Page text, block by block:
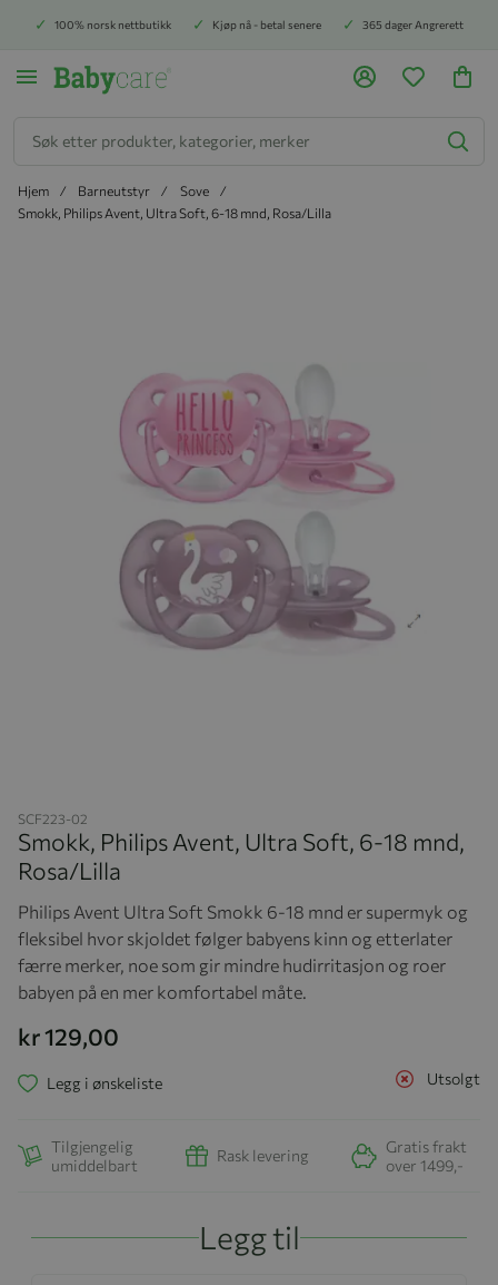
100% norsk nettbutikk Kjøp nå - betal senere 365 dager Angrerett
Hjem Barneutstyr
Sove
Smokk, Philips Avent, Ultra Soft, 6-18 mnd, Rosa/Lilla
SCF223-02
Smokk, Philips Avent, Ultra Soft, 6-18 mnd,
Rosa/Lilla
Philips Avent Ultra Soft Smokk 6-18 mnd er supermyk og
fleksibel hvor skjoldet følger babyens kinn og etterlater
færre merker, noe som gir mindre hudirritasjon og roer
babyen på en mer komfortabel måte.
kr 129,00
Utsolgt
Legg i ønskeliste
Tilgjengelig
umiddelbart
Rask levering
Gratis frakt
over 1499,-
Legg til